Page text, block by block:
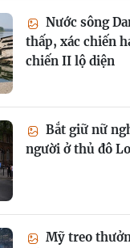
Nước sông
thấp, xác chiến
chiến II lộ diện
Bắt giữ nữ
người ở thủ đô
Mỹ treo